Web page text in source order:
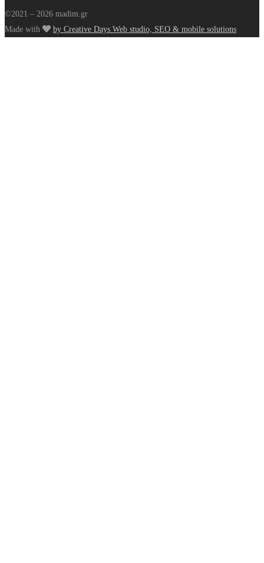
©2021 – 2026 madim.gr
Made with
by Creative Days Web studio, SEO & mobile solutions